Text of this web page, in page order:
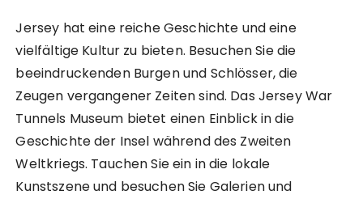
Jersey hat eine reiche Geschichte und eine
vielfältige Kultur zu bieten. Besuchen Sie die
beeindruckenden Burgen und Schlösser, die
Zeugen vergangener Zeiten sind. Das Jersey War
Tunnels Museum bietet einen Einblick in die
Geschichte der Insel während des Zweiten
Weltkriegs. Tauchen Sie ein in die lokale
Kunstszene und besuchen Sie Galerien und